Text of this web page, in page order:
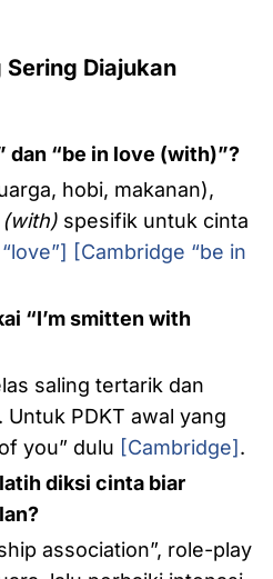
Diajukan
dan “be in love (with)”?
hobi, makanan),
(with) spesifik untuk cinta
[Cambridge “be in
“I’m smitten with
saling tertarik dan
PDKT awal yang
you” dulu [Cambridge] .
diksi cinta biar
association”, role-play